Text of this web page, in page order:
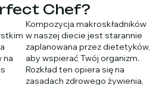
Chef?
na
Kompozycja makroskładników
w naszej diecie jest starannie
zaplanowana przez dietetyków,
aby wspierać Twój organizm.
Rozkład ten opiera się na
zasadach zdrowego żywienia,